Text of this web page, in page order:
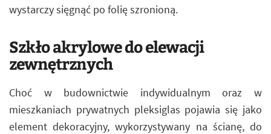
wystarczy sięgnąć po folię szronioną.
Szkło akrylowe do elewacji
zewnętrznych
Choć w budownictwie indywidualnym oraz w
mieszkaniach prywatnych pleksiglas pojawia się jako
element dekoracyjny, wykorzystywany na ścianę, do